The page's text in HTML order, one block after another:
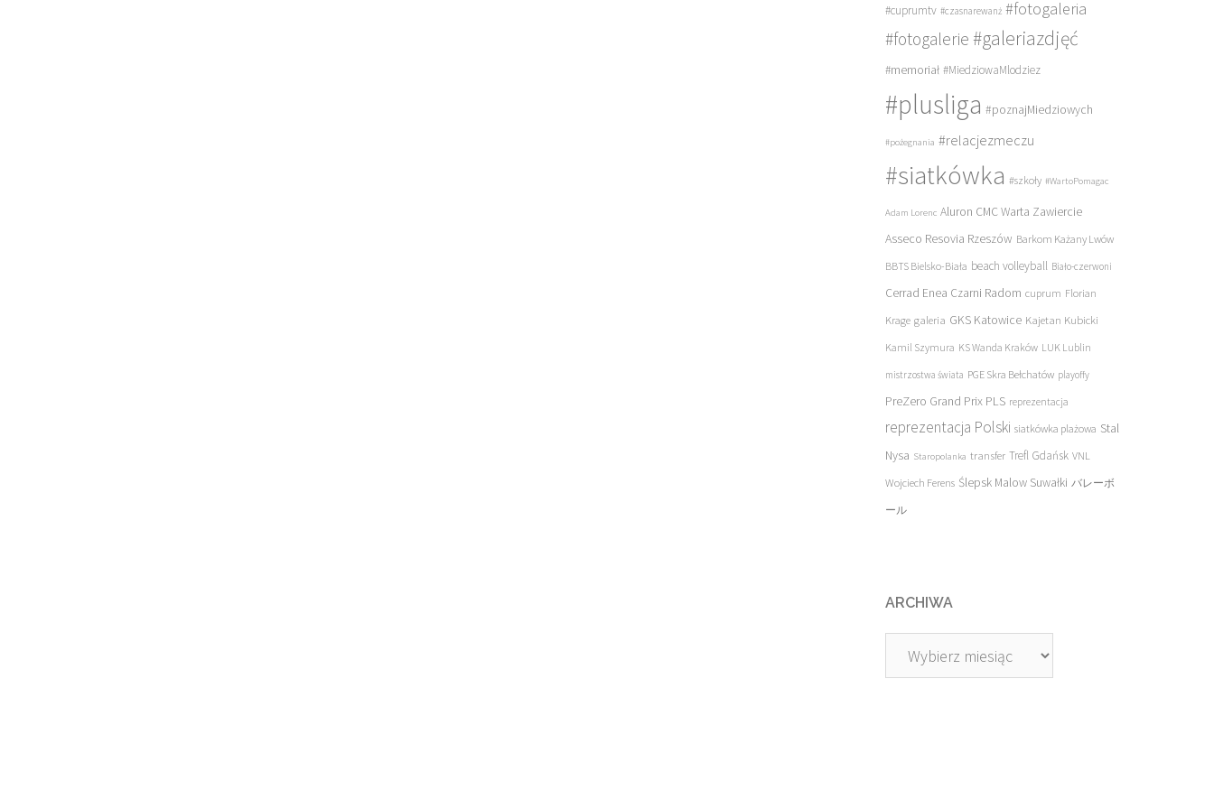
#cuprumtv #czasnarewanż #fotogaleria
#fotogalerie #galeriazdjęć
#memoriał #MiedziowaMlodziez
#plusliga #poznajMiedziowych
#pożegnania #relacjezmeczu
#siatkówka #szkoły #WartoPomagac
Adam Lorenc Aluron CMC Warta Zawiercie
Asseco Resovia Rzeszów Barkom Każany Lwów
BBTS Bielsko-Biała beach volleyball Biało-czerwoni
Cerrad Enea Czarni Radom cuprum Florian
Krage galeria GKS Katowice Kajetan Kubicki
Kamil Szymura KS Wanda Kraków LUK Lublin
mistrzostwa świata PGE Skra Bełchatów playoffy
PreZero Grand Prix PLS reprezentacja
reprezentacja Polski siatkówka plażowa Stal
Nysa Staropolanka transfer Trefl Gdańsk VNL
Wojciech Ferens Ślepsk Malow Suwałki バレーボ
ール
ARCHIWA
Archiwa